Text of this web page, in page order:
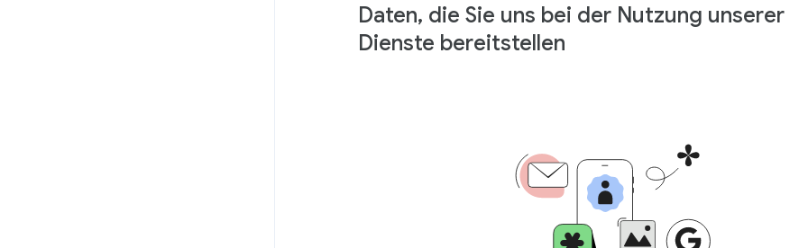
Daten, die Sie uns bei der Nutzung unserer
Dienste bereitstellen